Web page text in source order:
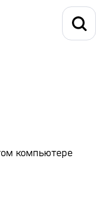
компьютере